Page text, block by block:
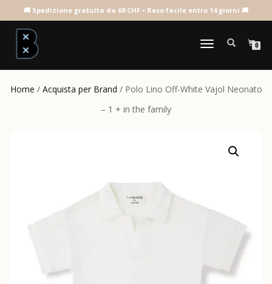
NAVIGAZIONE
0
Home / Acquista per Brand / Polo Lino Off-White Vajol Neonato
– 1 + in the family